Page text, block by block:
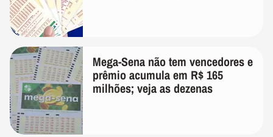
Mega-Sena não tem vencedores e
prêmio acumula em R$ 165
milhões; veja as dezenas